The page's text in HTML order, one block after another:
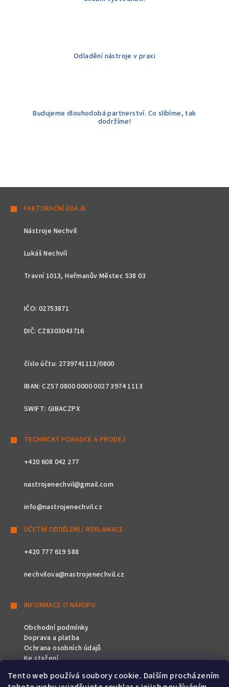
Tento web používá soubory cookie. Dalším procházením
s
Odladění nástroje v praxi
Budujeme dlouhodobá partnerství. Co slíbíme, tak
dodržíme!
FAKTURAČNÍ ÚDAJE
Nástroje Nechvíl
Lukáš Nechvíl
Travní 1013, Heřmanův Městec 538 03
IČO: 02753871
DIČ: CZ8303043716
číslo účtu: 2739741113/0800
IBAN: CZ57 0800 0000 0027 3974 1113
SWIFT: GIBACZPX
TECHNICKÝ PORADCE A PRODEJ
+420 608 042 277
nastrojenechvil@gmail.com
info@nastrojenechvil.cz
ÚČETNÍ ODDĚLENÍ / REKLAMACE
+420 777 619 588
nechvilova@nastrojenechvil.cz
INFORMACE O NÁKUPU
Obchodní podmínky
Doprava a platba
Ochrana osobních údajů
Ke stažení
SLEDUJTE NÁS